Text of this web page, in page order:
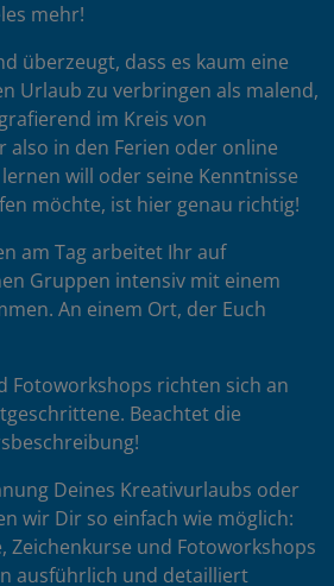
mehr!
überzeugt, dass es kaum eine
Urlaub zu verbringen als malend,
im Kreis von
also in den Ferien oder online
will oder seine Kenntnisse
möchte, ist hier genau richtig!
am Tag arbeitet Ihr auf
Gruppen intensiv mit einem
An einem Ort, der Euch
Fotoworkshops richten sich an
Beachtet die
Deines Kreativurlaubs oder
wir Dir so einfach wie möglich:
Zeichenkurse und Fotoworkshops
ausführlich und detailliert